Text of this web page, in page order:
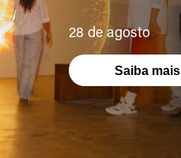
28 de agosto
Saiba mais